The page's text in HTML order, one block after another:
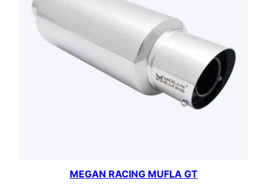
MEGAN RACING MUFLA GT